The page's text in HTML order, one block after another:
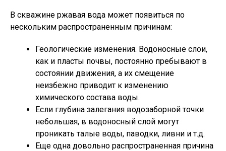
В скважине ржавая вода может появиться по
нескольким распространенным причинам:
Геологические изменения. Водоносные слои,
как и пласты почвы, постоянно пребывают в
состоянии движения, а их смещение
неизбежно приводит к изменению
химического состава воды.
Если глубина залегания водозаборной точки
небольшая, в водоносный слой могут
проникать талые воды, паводки, ливни и т.д.
Еще одна довольно распространенная причина